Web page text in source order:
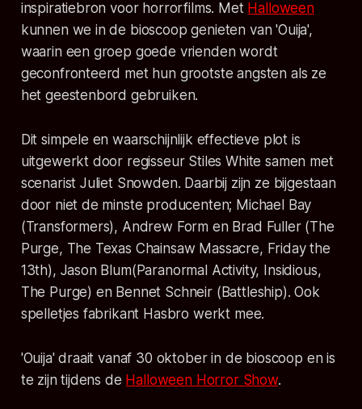
inspiratiebron voor horrorfilms. Met Halloween
kunnen we in de bioscoop genieten van 'Ouija',
waarin een groep goede vrienden wordt
geconfronteerd met hun grootste angsten als ze
het geestenbord gebruiken.
Dit simpele en waarschijnlijk effectieve plot is
uitgewerkt door regisseur Stiles White samen met
scenarist Juliet Snowden. Daarbij zijn ze bijgestaan
door niet de minste producenten; Michael Bay
(Transformers), Andrew Form en Brad Fuller (The
Purge, The Texas Chainsaw Massacre, Friday the
13th), Jason Blum(Paranormal Activity, Insidious,
The Purge) en Bennet Schneir (Battleship). Ook
spelletjes fabrikant Hasbro werkt mee.
'Ouija' draait vanaf 30 oktober in de bioscoop en is
te zijn tijdens de Halloween Horror Show.